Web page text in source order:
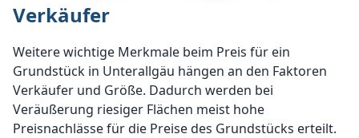
Verkäufer
Weitere wichtige Merkmale beim Preis für ein
Grundstück in Unterallgäu hängen an den Faktoren
Verkäufer und Größe. Dadurch werden bei
Veräußerung riesiger Flächen meist hohe
Preisnachlässe für die Preise des Grundstücks erteilt.